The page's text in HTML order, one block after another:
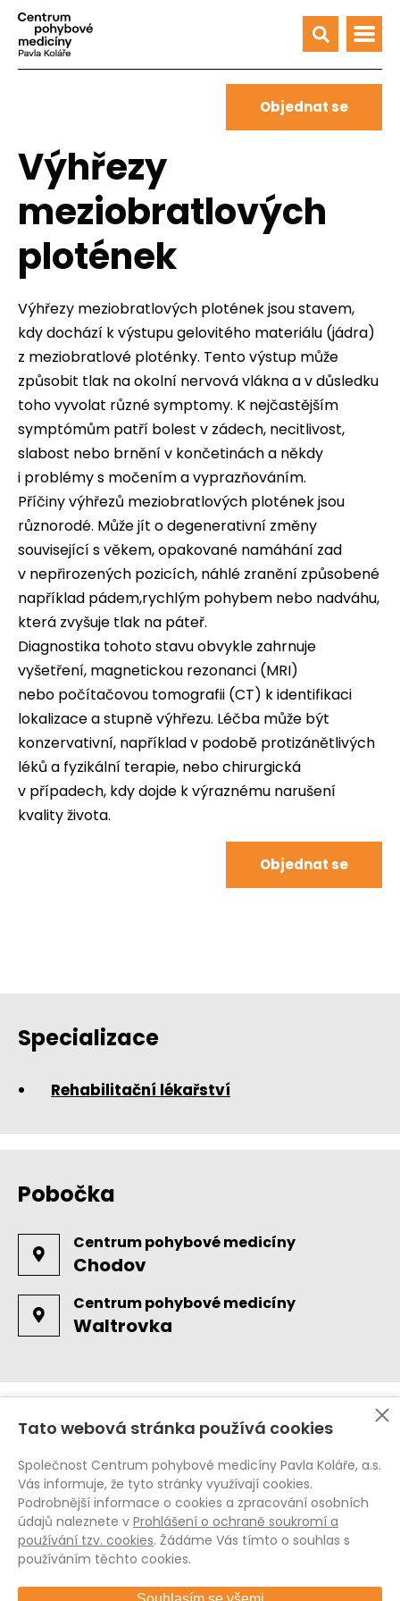
Tato webová stránka používá cookies
Společnost Centrum pohybové medicíny Pavla Koláře, a.s.
Vás informuje, že tyto stránky využívají cookies.
Podrobnější informace o cookies a zpracování osobních
údajů naleznete v Prohlášení o ochraně soukromí a
používání tzv. cookies. Žádáme Vás tímto o souhlas s
používáním těchto cookies.
Objednat se
Výhřezy
meziobratlových
plotének
Výhřezy meziobratlových plotének jsou stavem,
kdy dochází k výstupu gelovitého materiálu (jádra)
z meziobratlové ploténky. Tento výstup může
způsobit tlak na okolní nervová vlákna a v důsledku
toho vyvolat různé symptomy. K nejčastějším
symptómům patří bolest v zádech, necitlivost,
slabost nebo brnění v končetinách a někdy
i problémy s močením a vyprazňováním.
Příčiny výhřezů meziobratlových plotének jsou
různorodé. Může jít o degenerativní změny
související s věkem, opakované namáhání zad
v nepřirozených pozicích, náhlé zranění způsobené
například pádem,rychlým pohybem nebo nadváhu,
která zvyšuje tlak na páteř.
Diagnostika tohoto stavu obvykle zahrnuje
vyšetření, magnetickou rezonanci (MRI)
nebo počítačovou tomografii (CT) k identifikaci
lokalizace a stupně výhřezu. Léčba může být
konzervativní, například v podobě protizánětlivých
léků a fyzikální terapie, nebo chirurgická
v případech, kdy dojde k výraznému narušení
kvality života.
Objednat se
Specializace
Rehabilitační lékařství
Pobočka
Centrum pohybové medicíny
Chodov
Centrum pohybové medicíny
Waltrovka
Ochrana osobních údajů (GDPR)
Whistleblowing
Pravidla pro soubory cookies
Všeobecné obchodní podmínky
Všeobecné obchodní podmínky E-shop
Vnitřní řád CPMPK